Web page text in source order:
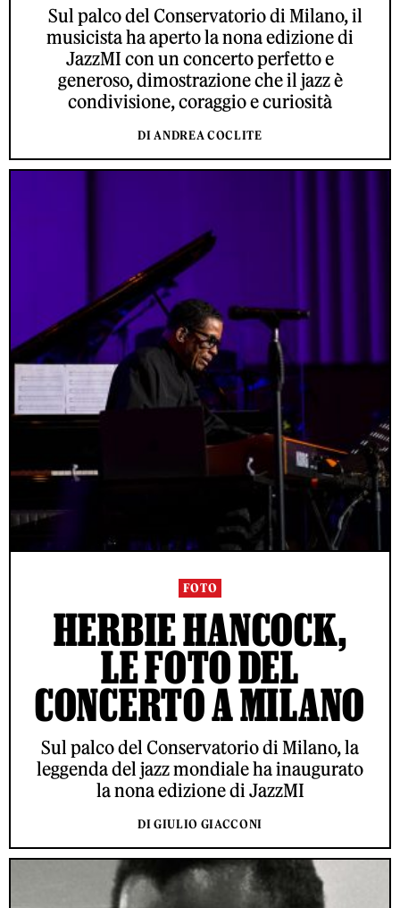
Sul palco del Conservatorio di Milano, il
musicista ha aperto la nona edizione di
JazzMI con un concerto perfetto e
generoso, dimostrazione che il jazz è
condivisione, coraggio e curiosità
DI ANDREA COCLITE
FOTO
HERBIE HANCOCK,
LE FOTO DEL
CONCERTO A MILANO
Sul palco del Conservatorio di Milano, la
leggenda del jazz mondiale ha inaugurato
la nona edizione di JazzMI
DI GIULIO GIACCONI